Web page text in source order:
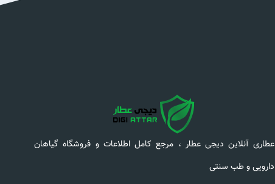
عطاری آنلاین دیجی عطار ، مرجع کامل اطلاعات و فروشگاه گیاهان
دارویی و طب سنتی